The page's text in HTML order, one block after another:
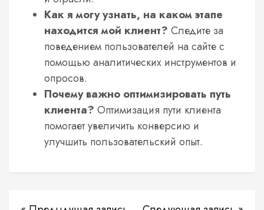
Как я могу узнать, на каком этапе
находится мой клиент? Следите за
поведением пользователей на сайте с
помощью аналитических инструментов и
опросов.
Почему важно оптимизировать путь
клиента? Оптимизация пути клиента
помогает увеличить конверсию и
улучшить пользовательский опыт.